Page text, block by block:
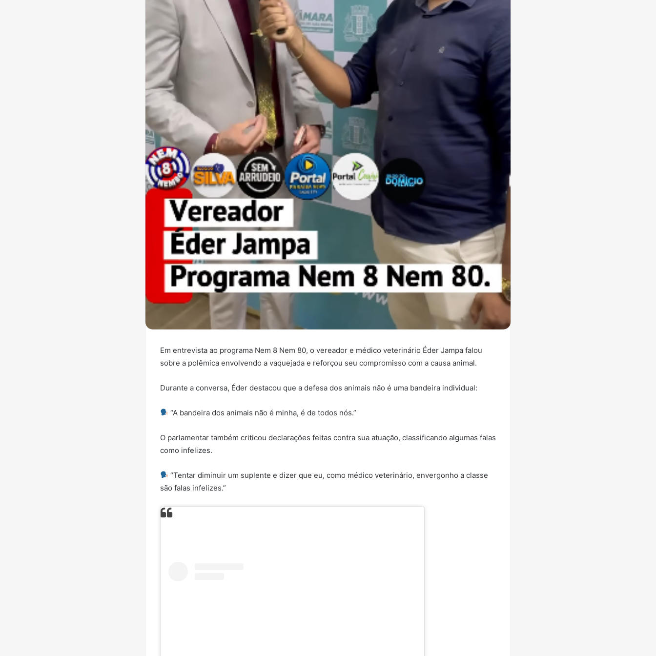
Em entrevista ao programa Nem 8 Nem 80, o vereador e médico veterinário Éder Jampa falou
sobre a polêmica envolvendo a vaquejada e reforçou seu compromisso com a causa animal.
Durante a conversa, Éder destacou que a defesa dos animais não é uma bandeira individual:
“A bandeira dos animais não é minha, é de todos nós.”
O parlamentar também criticou declarações feitas contra sua atuação, classificando algumas falas
como infelizes.
“Tentar diminuir um suplente e dizer que eu, como médico veterinário, envergonho a classe
são falas infelizes.”